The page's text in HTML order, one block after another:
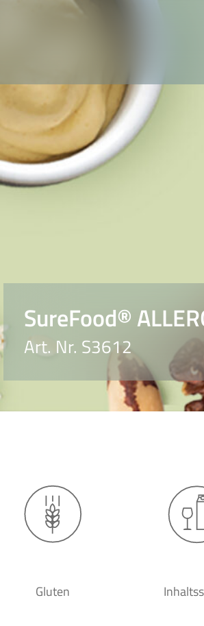
SureFood®
Art. Nr. S3612
Gluten